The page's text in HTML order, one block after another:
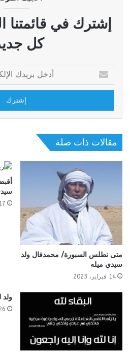
إشترك في قائمتنا
كل
بريدك
الإلكتروني
مقالات ذات صلة
متى نطلس السبورة/ محمدفال ولد
سيدي ميله
14 فبراير، 2023
17 فبراير، 2020
26 أغسطس،